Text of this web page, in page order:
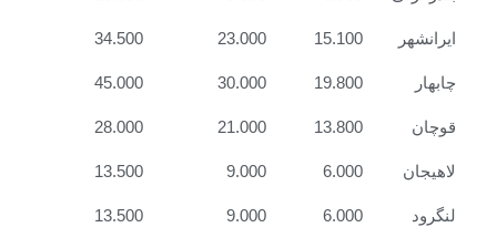
ایرانشهر 15.100
23.000
34.500
چابهار 19.800
30.000
45.000
قوچان 13.800
21.000
28.000
لاهیجان 6.000
9.000
13.500
لنگرود 6.000
9.000
13.500